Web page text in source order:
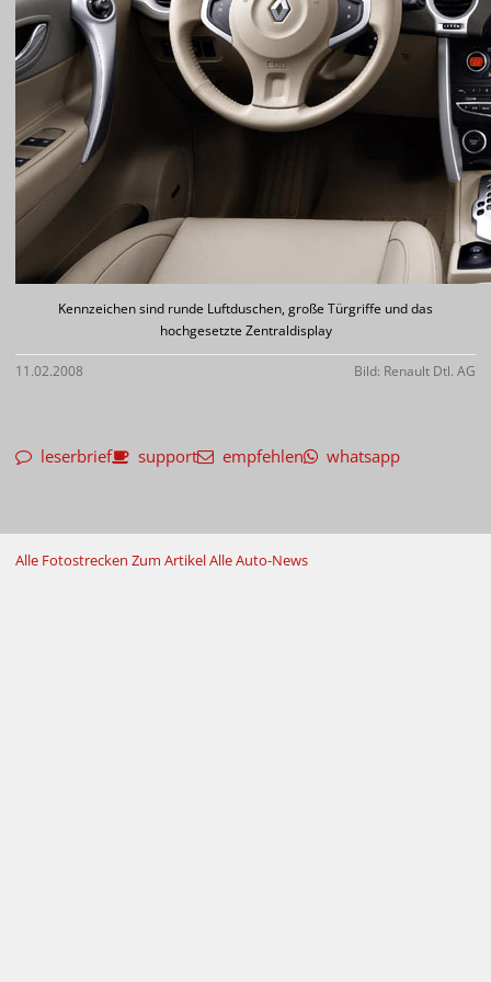
Kennzeichen sind runde Luftduschen, große Türgriffe und das
hochgesetzte Zentraldisplay
11.02.2008 Bild: Renault Dtl. AG
leserbrief support empfehlen whatsapp
Alle Fotostrecken Zum ArtikelAlle Auto-News